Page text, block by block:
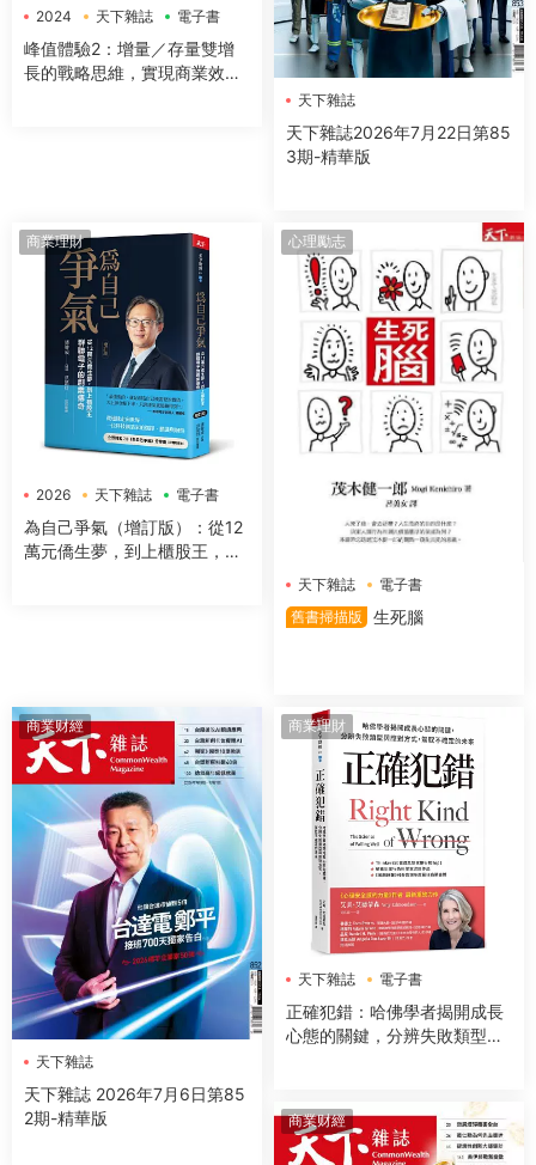
2024 天下雜誌 電子書
峰值體驗2：增量／存量雙增
長的戰略思維，實現商業效益
天下雜誌
天下雜誌2026年7月22日第85
3期-精華版
商業理財
2026 天下雜誌 電子書
為自己爭氣（增訂版）：從12
萬元僑生夢，到上櫃股王，群
心理勵志
天下雜誌
電子書
舊書掃描版
生死腦
商業财經
天下雜誌
天下雜誌 2026年7月6日第85
2期-精華版
商業理財
天下雜誌 電子書
正確犯錯：哈佛學者揭開成長
心態的關鍵，分辨失敗類型與
商業财經